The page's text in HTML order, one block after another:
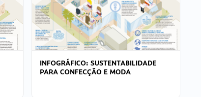
INFOGRÁFICO: SUSTENTABILIDADE
PARA CONFECÇÃO E MODA